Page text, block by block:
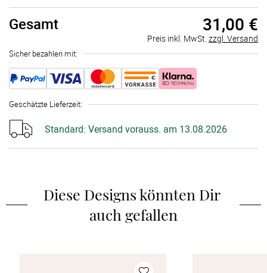
Gesamt 31,00 €
Preis inkl. MwSt. zzgl. Versand
Sicher bezahlen mit:
Geschätzte Lieferzeit:
Standard: Versand vorauss. am 13.08.2026
Diese Designs könnten Dir
auch gefallen